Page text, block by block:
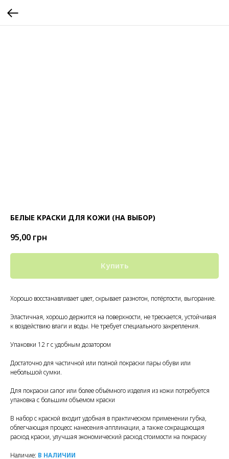
БЕЛЫЕ КРАСКИ ДЛЯ КОЖИ (НА ВЫБОР)
95,00 грн
Купить
Хорошо восстанавливает цвет, скрывает разнотон, потёртости, выгорание.
Эластичная, хорошо держится на поверхности, не трескается, устойчивая
к воздействию влаги и воды. Не требует специального закрепления.
Упаковки 12 г с удобным дозатором
Достаточно для частичной или полной покраски пары обуви или
небольшой сумки.
Для покраски сапог или более объёмного изделия из кожи потребуется
упаковка с большим объемом краски
В набор с краской входит удобная в практическом применении губка,
облегчающая процесс нанесения-аппликации, а также сокращающая
расход краски, улучшая экономический расход стоимости на покраску
Наличие: В НАЛИЧИИ